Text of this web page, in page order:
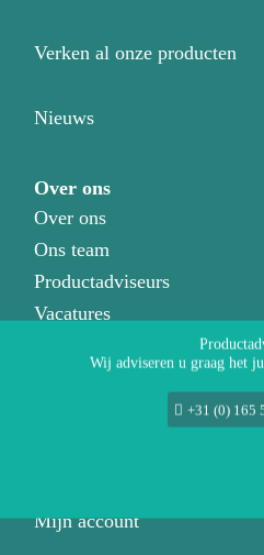
Verken al onze producten
Nieuws
Over ons
Over ons
Ons team
Productadviseurs
Vacatures
Mijn account
Wij adviseren u graag het
+31 (0) 165